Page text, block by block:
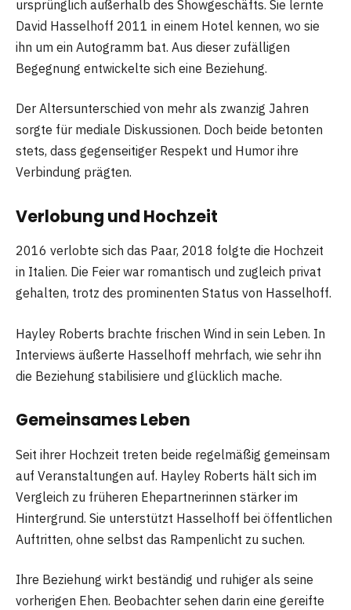
ursprünglich außerhalb des Showgeschäfts. Sie lernte
David Hasselhoff 2011 in einem Hotel kennen, wo sie
ihn um ein Autogramm bat. Aus dieser zufälligen
Begegnung entwickelte sich eine Beziehung.
Der Altersunterschied von mehr als zwanzig Jahren
sorgte für mediale Diskussionen. Doch beide betonten
stets, dass gegenseitiger Respekt und Humor ihre
Verbindung prägten.
Verlobung und Hochzeit
2016 verlobte sich das Paar, 2018 folgte die Hochzeit
in Italien. Die Feier war romantisch und zugleich privat
gehalten, trotz des prominenten Status von Hasselhoff.
Hayley Roberts brachte frischen Wind in sein Leben. In
Interviews äußerte Hasselhoff mehrfach, wie sehr ihn
die Beziehung stabilisiere und glücklich mache.
Gemeinsames Leben
Seit ihrer Hochzeit treten beide regelmäßig gemeinsam
auf Veranstaltungen auf. Hayley Roberts hält sich im
Vergleich zu früheren Ehepartnerinnen stärker im
Hintergrund. Sie unterstützt Hasselhoff bei öffentlichen
Auftritten, ohne selbst das Rampenlicht zu suchen.
Ihre Beziehung wirkt beständig und ruhiger als seine
vorherigen Ehen. Beobachter sehen darin eine gereifte